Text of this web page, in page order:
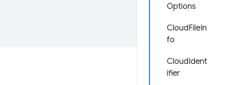
Options
CloudFileIn
fo
CloudIdent
ifier